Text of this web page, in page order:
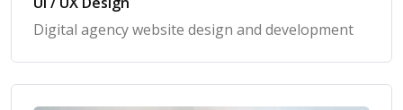
Digital agency website design and development